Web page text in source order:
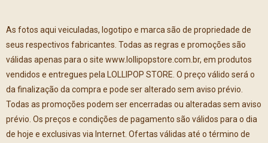
As fotos aqui veiculadas, logotipo e marca são de propriedade de
seus respectivos fabricantes. Todas as regras e promoções são
válidas apenas para o site www.lollipopstore.com.br, em produtos
vendidos e entregues pela LOLLIPOP STORE. O preço válido será o
da finalização da compra e pode ser alterado sem aviso prévio.
Todas as promoções podem ser encerradas ou alteradas sem aviso
prévio. Os preços e condições de pagamento são válidos para o dia
de hoje e exclusivas via Internet. Ofertas válidas até o término de